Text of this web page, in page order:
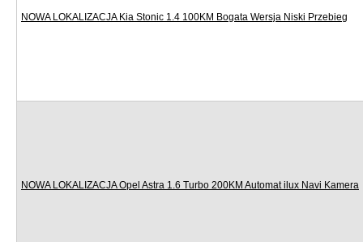
NOWA LOKALIZACJA Kia Stonic 1.4 100KM Bogata Wersja Niski Przebieg
NOWA LOKALIZACJA Opel Astra 1.6 Turbo 200KM Automat ilux Navi Kamera